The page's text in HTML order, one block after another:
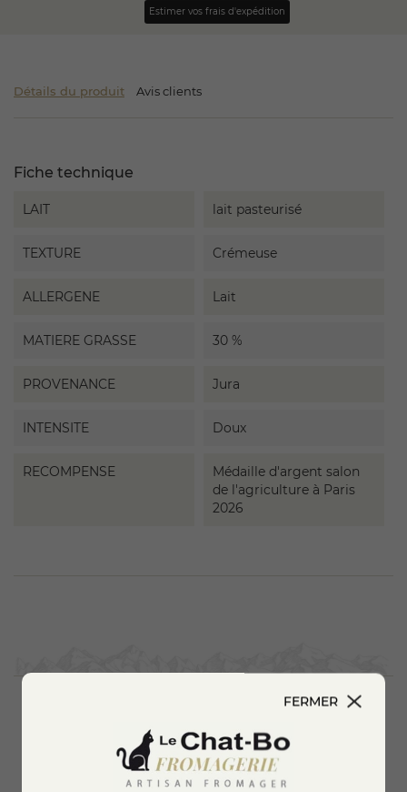
Estimer vos frais d'expédition
Détails du produit Avis clients
Fiche technique
LAIT lait pasteurisé
TEXTURE Crémeuse
ALLERGENE Lait
MATIERE GRASSE 30 %
PROVENANCE Jura
INTENSITE Doux
RECOMPENSE
Médaille d'argent salon
de l'agriculture à Paris
2026
Vous aimerez aussi
FERMER